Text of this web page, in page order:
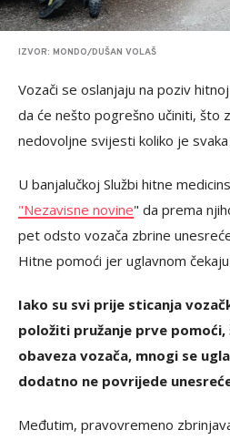
IZVOR: MONDO/DUŠAN VOLAŠ
Vozači se oslanjaju na poziv
da će nešto pogrešno učiniti, što
nedovoljne svijesti koliko je
U banjalučkoj Službi hitne
"Nezavisne novine" da prema
pet odsto vozača zbrine
Hitne pomoći jer uglavnom
Iako su svi prije sticanja
položiti pružanje prve pomoći,
obaveza vozača, mnogi se
dodatno ne povrijede
Međutim, pravovremeno